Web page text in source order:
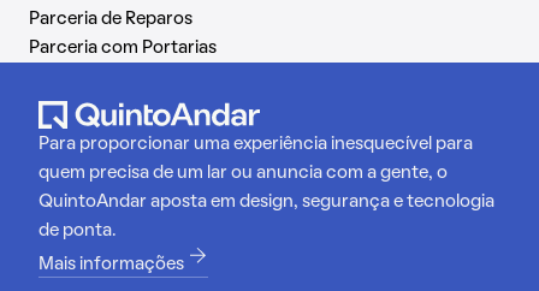
Parceria de Reparos
Parceria com Portarias
Para proporcionar uma experiência inesquecível para
quem precisa de um lar ou anuncia com a gente, o
QuintoAndar aposta em design, segurança e tecnologia
de ponta.
Mais informações